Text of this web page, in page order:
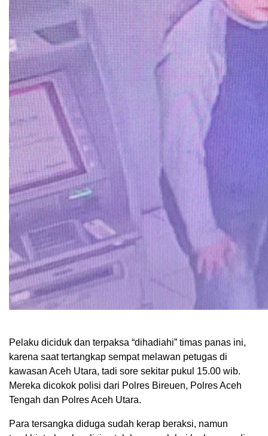
Pelaku diciduk dan terpaksa “dihadiahi” timas panas ini,
karena saat tertangkap sempat melawan petugas di
kawasan Aceh Utara, tadi sore sekitar pukul 15.00 wib.
Mereka dicokok polisi dari Polres Bireuen, Polres Aceh
Tengah dan Polres Aceh Utara.
Para tersangka diduga sudah kerap beraksi, namun